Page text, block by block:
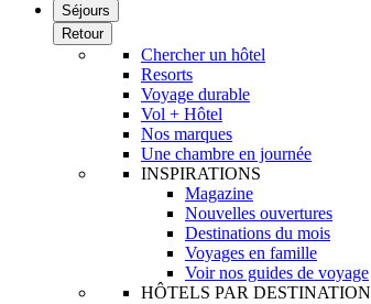
Séjours
Retour
Chercher un hôtel
Resorts
Voyage durable
Vol + Hôtel
Nos marques
Une chambre en journée
INSPIRATIONS
Magazine
Nouvelles ouvertures
Destinations du mois
Voyages en famille
Voir nos guides de voyage
HÔTELS PAR DESTINATION